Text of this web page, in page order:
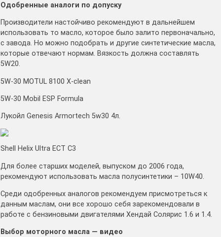
Одобренные аналоги по допуску
Производители настойчиво рекомендуют в дальнейшем
использовать то масло, которое было залито первоначально,
с завода. Но можно подобрать и другие синтетические масла,
которые отвечают нормам. Вязкость должна составлять
5W20.
5W-30 MOTUL 8100 X-clean
5W-30 Mobil ESP Formula
Лукойл Genesis Armortech 5w30 4л.
Shell Helix Ultra ECT C3
Для более старших моделей, выпуском до 2006 года,
рекомендуют использовать масла полусинтетики – 10W40.
Среди одобренных аналогов рекомендуем присмотреться к
данным маслам, они все хорошо себя зарекомендовали в
работе с бензиновыми двигателями Хендай Солярис 1.6 и 1.4.
Выбор моторного масла — видео